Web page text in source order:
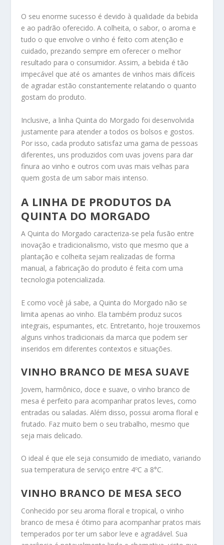
O seu enorme sucesso é devido à qualidade da bebida
e ao padrão oferecido. A colheita, o sabor, o aroma e
tudo o que envolve o vinho é feito com atenção e
cuidado, prezando sempre em oferecer o melhor
resultado para o consumidor. Assim, a bebida é tão
impecável que até os amantes de vinhos mais difíceis
de agradar estão constantemente relatando o quanto
gostam do produto.
Inclusive, a linha Quinta do Morgado foi desenvolvida
justamente para atender a todos os bolsos e gostos.
Por isso, cada produto satisfaz uma gama de pessoas
diferentes, uns produzidos com uvas jovens para dar
finura ao vinho e outros com uvas mais velhas para
quem gosta de um sabor mais intenso.
A LINHA DE PRODUTOS DA
QUINTA DO MORGADO
A Quinta do Morgado caracteriza-se pela fusão entre
inovação e tradicionalismo, visto que mesmo que a
plantação e colheita sejam realizadas de forma
manual, a fabricação do produto é feita com uma
tecnologia potencializada.
E como você já sabe, a Quinta do Morgado não se
limita apenas ao vinho. Ela também produz sucos
integrais, espumantes, etc. Entretanto, hoje trouxemos
alguns vinhos tradicionais da marca que podem ser
inseridos em diferentes contextos e situações.
VINHO BRANCO DE MESA SUAVE
Jovem, harmônico, doce e suave, o vinho branco de
mesa é perfeito para acompanhar pratos leves, como
entradas ou saladas. Além disso, possui aroma floral e
frutado. Faz muito bem o seu trabalho, mesmo que
seja mais delicado.
O ideal é que ele seja consumido de imediato, variando
sua temperatura de serviço entre 4ºC a 8°C.
VINHO BRANCO DE MESA SECO
Conhecido por seu aroma floral e tropical, o vinho
branco de mesa é ótimo para acompanhar pratos mais
temperados por ter um sabor leve e agradável. Sua